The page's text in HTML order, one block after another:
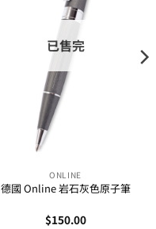
已售完
ONLINE
德國 Online 岩石灰色原子筆
$150.00